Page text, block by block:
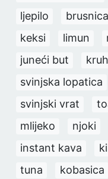
ljepilo
brusnica
keksi
limun
juneći but
kruh
svinjska lopatica
svinjski vrat
mlijeko
njoki
instant kava
tuna
kobasica